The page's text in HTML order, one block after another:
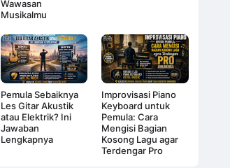
Wawasan
Musikalmu
Pemula Sebaiknya
Les Gitar Akustik
atau Elektrik? Ini
Jawaban
Lengkapnya
Improvisasi Piano
Keyboard untuk
Pemula: Cara
Mengisi Bagian
Kosong Lagu agar
Terdengar Pro